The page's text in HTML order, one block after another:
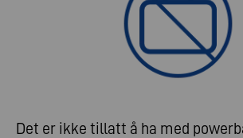
Det er ikke tillatt å ha med